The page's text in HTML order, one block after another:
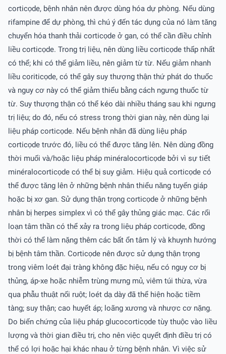
corticọde, bệnh nhân nên được dùng hóa dự phòng. Nếu dùng
rifampine để dự phòng, thì chú ý đến tác dụng của nó làm tăng
chuyển hóa thanh thải corticọde ở gan, có thể cần điều chỉnh
liều corticọde. Trong trị liệu, nên dùng liều corticọde thấp nhất
có thể; khi có thể giảm liều, nên giảm từ từ. Nếu giảm nhanh
liều coriticọde, có thể gây suy thượng thận thứ phát do thuốc
và nguy cơ này có thể giảm thiểu bằng cách ngưng thuốc từ
từ. Suy thượng thận có thể kéo dài nhiều tháng sau khi ngưng
trị liệu; do đó, nếu có stress trong thời gian này, nên dùng lại
liệu pháp corticọde. Nếu bệnh nhân đã dùng liệu pháp
corticọde trước đó, liều có thể được tăng lên. Nên dùng đồng
thời muối và/hoặc liệu pháp minéralocorticọde bởi vì sự tiết
minéralocorticọde có thể bị suy giảm. Hiệu quả corticọde có
thể được tăng lên ở những bệnh nhân thiểu năng tuyến giáp
hoặc bị xơ gan. Sử dụng thận trọng corticọde ở những bệnh
nhân bị herpes simplex vì có thể gây thủng giác mạc. Các rối
loạn tâm thần có thể xảy ra trong liệu pháp corticọde, đồng
thời có thể làm nặng thêm các bất ổn tâm lý và khuynh hướng
bị bệnh tâm thần. Corticọde nên được sử dụng thận trọng
trong viêm loét đại tràng không đặc hiệu, nếu có nguy cơ bị
thủng, áp-xe hoặc nhiễm trùng mưng mủ, viêm túi thừa, vừa
qua phẫu thuật nối ruột; loét dạ dày đã thể hiện hoặc tiềm
tàng; suy thận; cao huyết áp; loãng xương và nhược cơ nặng.
Do biến chứng của liệu pháp glucocorticọde tùy thuộc vào liều
lượng và thời gian điều trị, cho nên việc quyết định điều trị có
thể có lợi hoặc hại khác nhau ở từng bệnh nhân. Vì việc sử